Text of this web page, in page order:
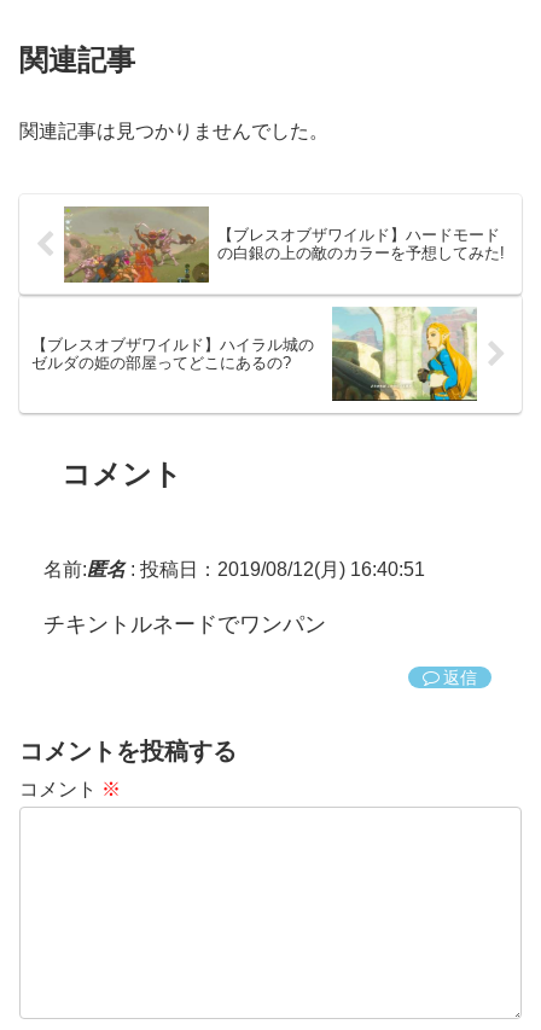
関連記事
関連記事は見つかりませんでした。
【ブレスオブザワイルド】ハードモード
の白銀の上の敵のカラーを予想してみた!
【ブレスオブザワイルド】ハイラル城の
ゼルダの姫の部屋ってどこにあるの?
コメント
名前:匿名: 投稿日：2019/08/12(月) 16:40:51
チキントルネードでワンパン
返信
コメントを投稿する
コメント ※